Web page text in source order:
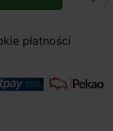
płatności